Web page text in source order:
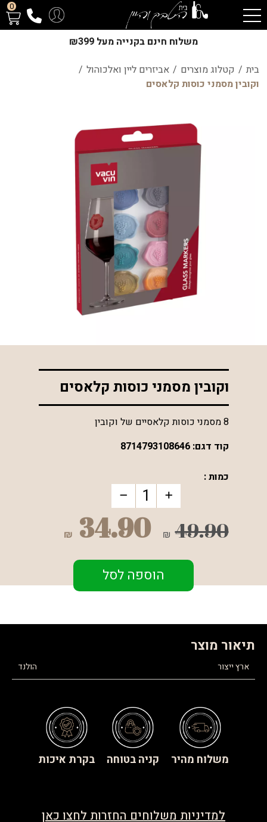
0
משלוח חינם בקנייה מעל ₪399
בית / קטלוג מוצרים / אביזרים ליין ואלכוהול /
וקובין מסמני כוסות קלאסים
וקובין מסמני כוסות קלאסים
8 מסמני כוסות קלאסיים של וקובין
קוד דגם:8714793108646
כמות :
49.90
₪
34.90
₪
הוספה לסל
תיאור מוצר
ארץ ייצור הולנד
משלוח מהיר קניה בטוחה בקרת איכות
למדיניות משלוחים החזרות לחצו כאן